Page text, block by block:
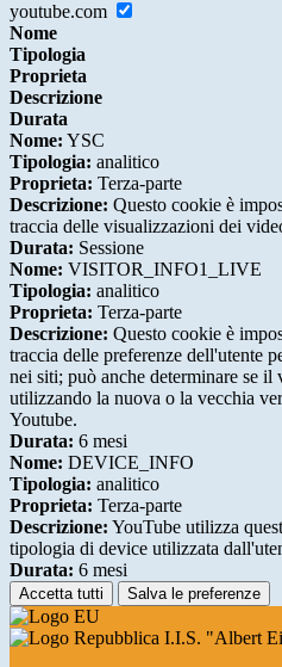
youtube.com
Nome
Tipologia
Proprieta
Descrizione
Durata
Nome: YSC
Tipologia: analitico
Proprieta: Terza-parte
Descrizione: Questo cookie è
traccia delle visualizzazioni dei
Durata: Sessione
Nome: VISITOR_INFO1_LIVE
Tipologia: analitico
Proprieta: Terza-parte
Descrizione: Questo cookie è
traccia delle preferenze dell'utente
nei siti; può anche determinare se il
utilizzando la nuova o la vecchia
Youtube.
Durata: 6 mesi
Nome: DEVICE_INFO
Tipologia: analitico
Proprieta: Terza-parte
Descrizione: YouTube utilizza
tipologia di device utilizzata
Durata: 6 mesi
Accetta tutti Salva le preferenze
I.I.S. "Albert